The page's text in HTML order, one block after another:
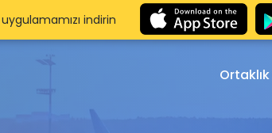
Ortaklık
indirin